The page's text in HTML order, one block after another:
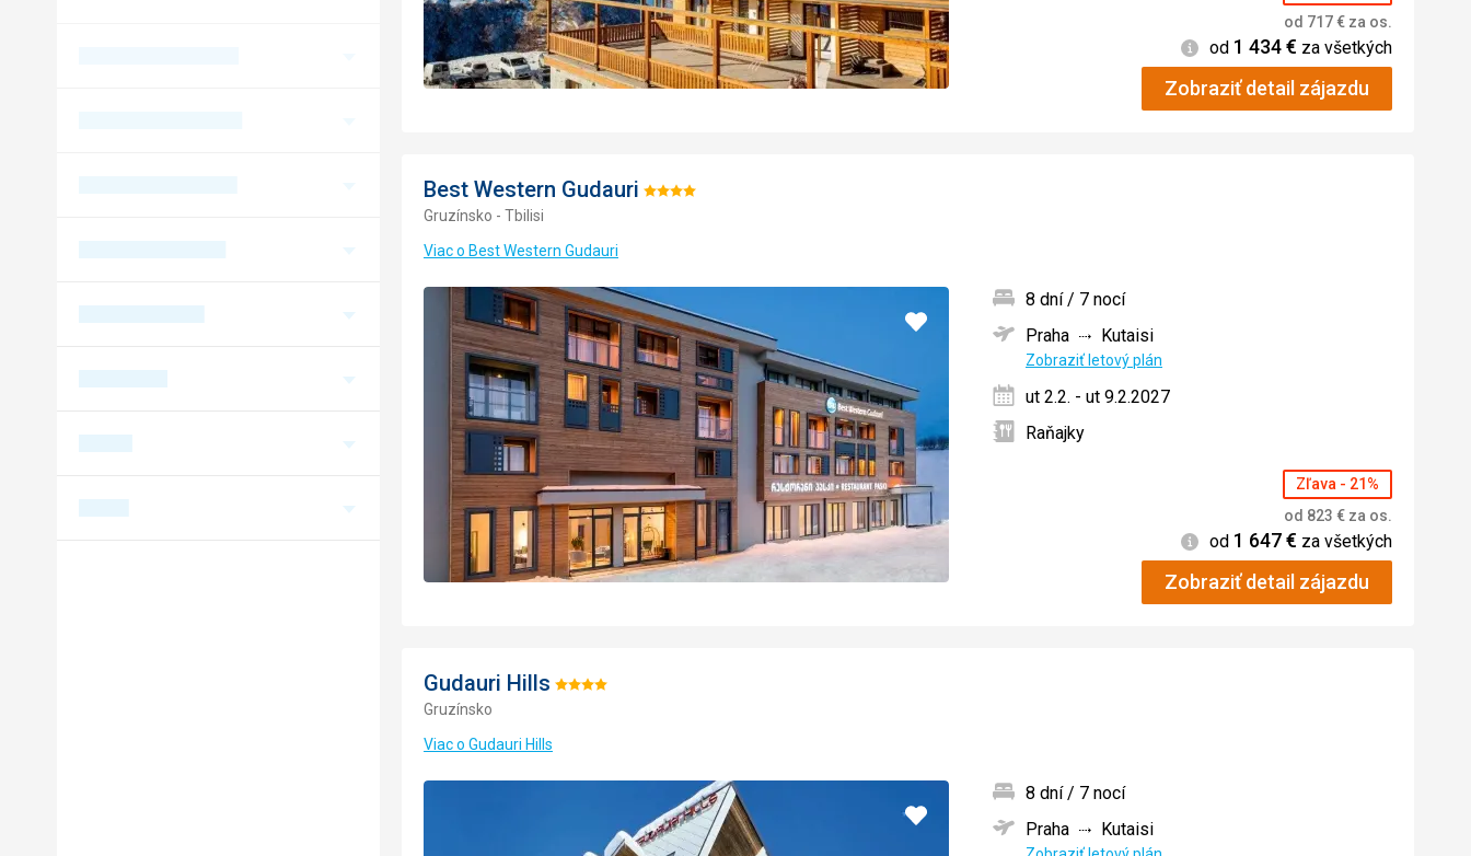
od 717€ za os.
Informácie
od 1 434€ za všetkých
Zobraziť detail zájazdu
Best Western Gudauri Hodnotenie:
Gruzínsko - Tbilisi
Viac o Best Western Gudauri
Pridať
8 dní / 7 nocí
Praha
Kutaisi
Zobraziť letový plán
ut 2.2. - ut 9.2.2027
Raňajky
Zľava - 21%
od 823 € za os.
Informácie
od 1 647€ za všetkých
Zobraziť detail zájazdu
Gudauri Hills Hodnotenie:
Gruzínsko
Viac o Gudauri Hills
Pridať
8 dní / 7 nocí
Praha
Kutaisi